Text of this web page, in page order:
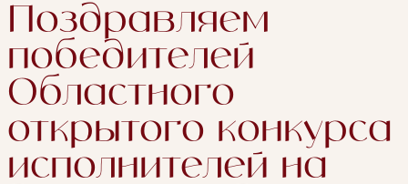
Поздравляем
победителей
Областного
открытого конкурса
исполнителей на